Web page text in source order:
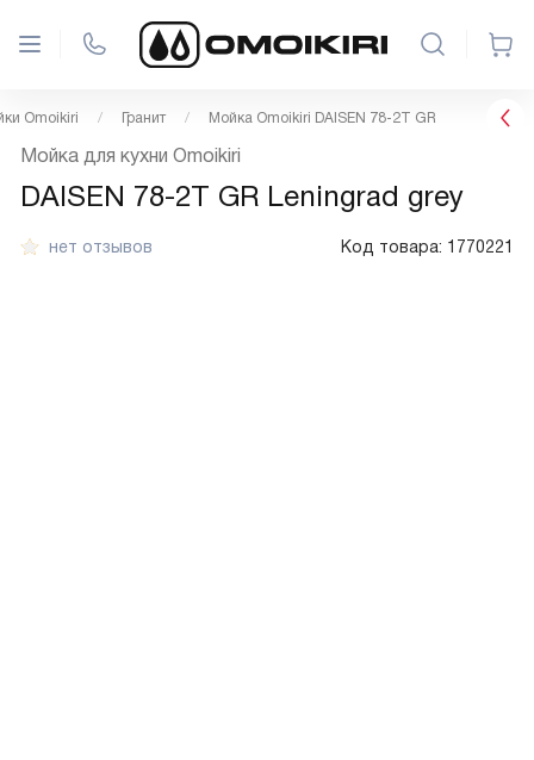
Omoikiri Гранит Мойка Omoikiri DAISEN 78-2T GR
нет отзывов Код товара: 1770221
Мойка для кухни Omoikiri
DAISEN 78-2T GR Leningrad grey